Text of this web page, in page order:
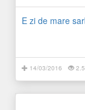
E zi de mare
14/03/2016